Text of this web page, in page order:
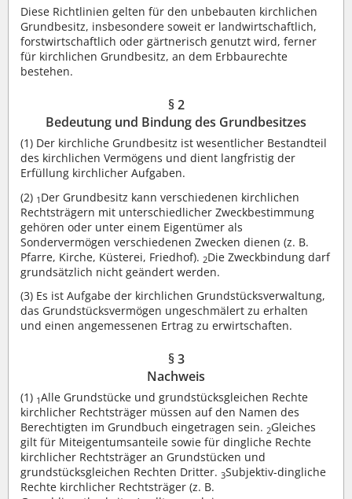
Diese Richtlinien gelten für den unbebauten kirchlichen
Grundbesitz, insbesondere soweit er landwirtschaftlich,
forstwirtschaftlich oder gärtnerisch genutzt wird, ferner
für kirchlichen Grundbesitz, an dem Erbbaurechte
bestehen.
§ 2
Bedeutung und Bindung des Grundbesitzes
(1) Der kirchliche Grundbesitz ist wesentlicher Bestandteil
des kirchlichen Vermögens und dient langfristig der
Erfüllung kirchlicher Aufgaben.
(2) 1 Der Grundbesitz kann verschiedenen kirchlichen
Rechtsträgern mit unterschiedlicher Zweckbestimmung
gehören oder unter einem Eigentümer als
Sondervermögen verschiedenen Zwecken dienen (z. B.
Pfarre, Kirche, Küsterei, Friedhof). 2Die Zweckbindung darf
grundsätzlich nicht geändert werden.
(3) Es ist Aufgabe der kirchlichen Grundstücksverwaltung,
das Grundstücksvermögen ungeschmälert zu erhalten
und einen angemessenen Ertrag zu erwirtschaften.
§ 3
Nachweis
(1) 1Alle Grundstücke und grundstücksgleichen Rechte
kirchlicher Rechtsträger müssen auf den Namen des
Berechtigten im Grundbuch eingetragen sein. 2Gleiches
gilt für Miteigentumsanteile sowie für dingliche Rechte
kirchlicher Rechtsträger an Grundstücken und
grundstücksgleichen Rechten Dritter. 3Subjektiv-dingliche
Rechte kirchlicher Rechtsträger (z. B.